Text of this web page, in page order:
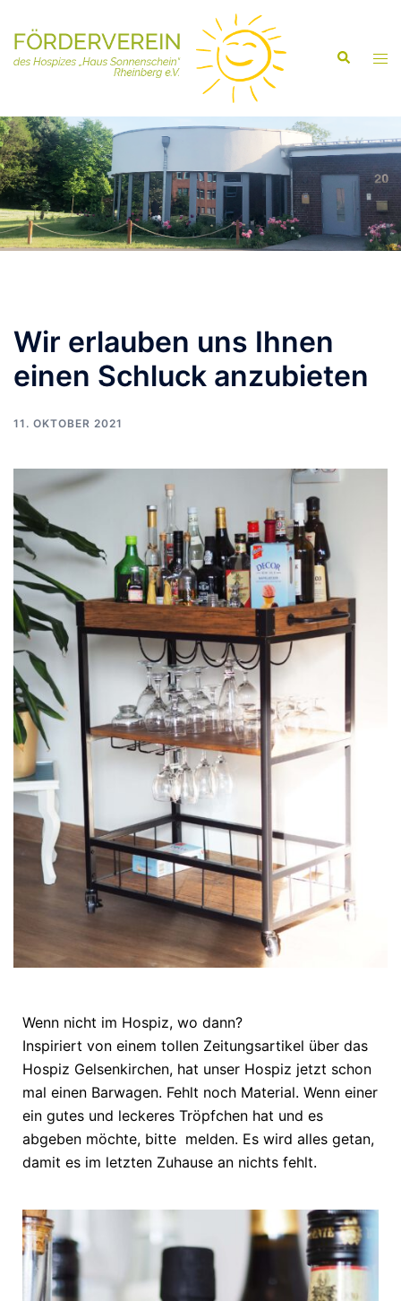
Wir erlauben uns Ihnen
einen Schluck anzubieten
11. OKTOBER 2021
Wenn nicht im Hospiz, wo dann?
Inspiriert von einem tollen Zeitungsartikel über das
Hospiz Gelsenkirchen, hat unser Hospiz jetzt schon
mal einen Barwagen. Fehlt noch Material. Wenn einer
ein gutes und leckeres Tröpfchen hat und es
abgeben möchte, bitte melden. Es wird alles getan,
damit es im letzten Zuhause an nichts fehlt.